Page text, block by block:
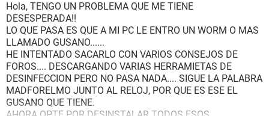
Hola, TENGO UN PROBLEMA QUE ME TIENE
DESESPERADA!!
LO QUE PASA ES QUE A MI PC LE ENTRO UN WORM O MAS
LLAMADO GUSANO......
HE INTENTADO SACARLO CON VARIOS CONSEJOS DE
FOROS.... DESCARGANDO VARIAS HERRAMIETAS DE
DESINFECCION PERO NO PASA NADA.... SIGUE LA PALABRA
MADFORELMO JUNTO AL RELOJ, POR QUE ES ESE EL
GUSANO QUE TIENE.